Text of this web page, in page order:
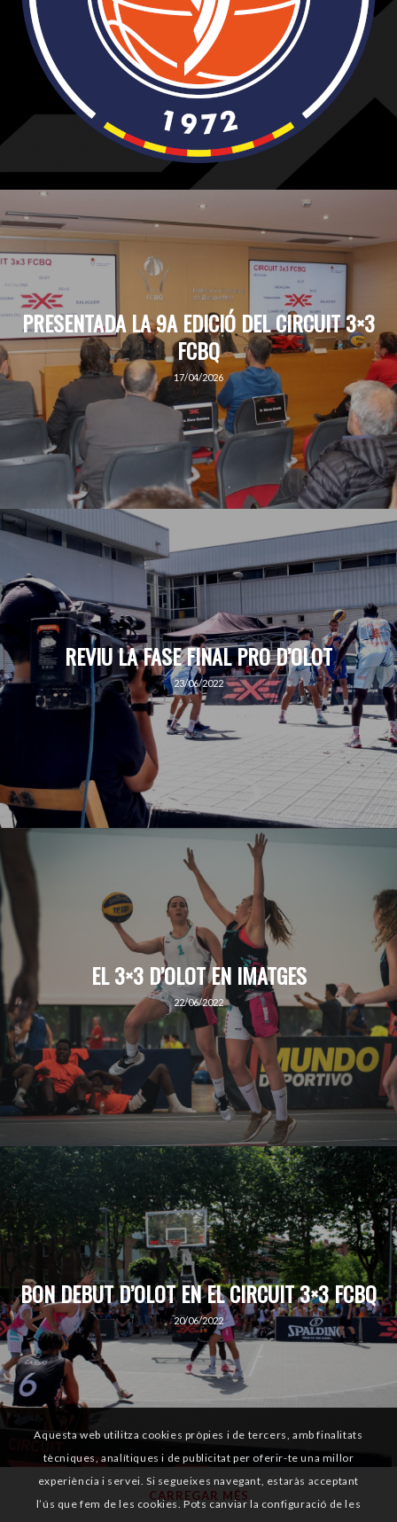
PRESENTADA LA 9A EDICIÓ DEL CIRCUIT 3×3
FCBQ
17/04/2026
REVIU LA FASE FINAL PRO D’OLOT
23/06/2022
EL 3×3 D’OLOT EN IMATGES
22/06/2022
BON DEBUT D’OLOT EN EL CIRCUIT 3×3 FCBQ
20/06/2022
CARREGAR MÉS
Aquesta web utilitza cookies pròpies i de tercers, amb finalitats
tècniques, analítiques i de publicitat per oferir-te una millor
experiència i servei. Si segueixes navegant, estaràs acceptant
l’ús que fem de les cookies. Pots canviar la configuració de les